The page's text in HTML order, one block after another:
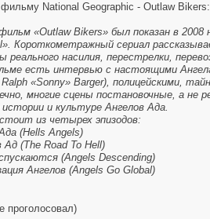
National Geographic - Outlaw
«Outlaw Bikers» был показан в 2008
Короткометражный сериал
реального насилия, перестрелки,
есть интервью с настоящими
«Sonny» Barger), полицейскими,
многие сцены постановочные, а не
и культуре Ангелов Ада.
из четырех эпизодов:
(Hells Angels)
Ад (The Road To Hell)
(Angels Descending)
Ангелов (Angels Go Global)
проголосовал)